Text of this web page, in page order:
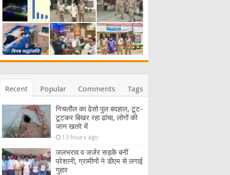
Recent Popular Comments Tags
निचलौल का ढेसो पुल बदहाल, टूट-
टूटकर बिखर रहा ढांचा, लोगों की
जान खतरे में
13 hours ago
जलभराव व जर्जर सड़कें बनीं
परेशानी, ग्रामीणों ने डीएम से लगाई
गुहार